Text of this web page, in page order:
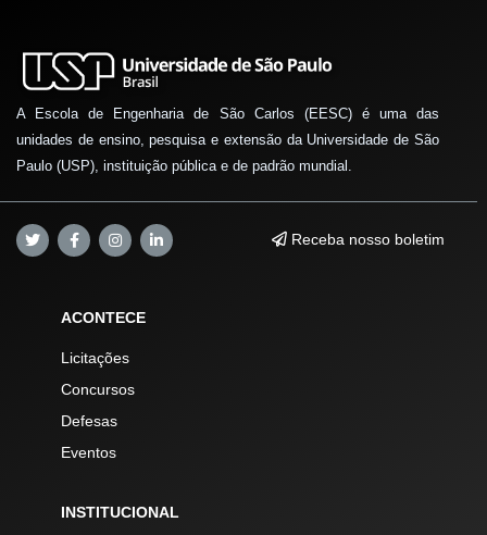
A Escola de Engenharia de São Carlos (EESC) é uma das
unidades de ensino, pesquisa e extensão da Universidade de São
Paulo (USP), instituição pública e de padrão mundial.
Receba nosso boletim
ACONTECE
Licitações
Concursos
Defesas
Eventos
INSTITUCIONAL